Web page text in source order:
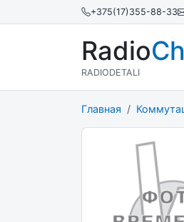
+375(17)355-88-33
Radio
RADIODETALI
Главная